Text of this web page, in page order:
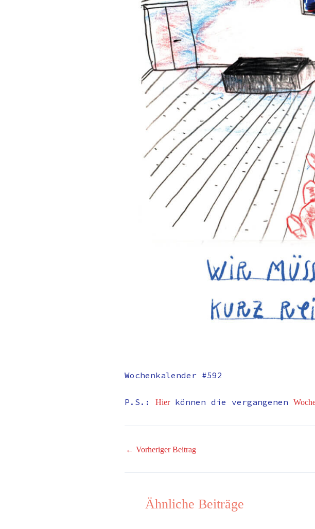
Wochenkalender #592
P.S.: Hierkönnen die vergangenen
← Vorheriger Beitrag
Ähnliche Beiträge